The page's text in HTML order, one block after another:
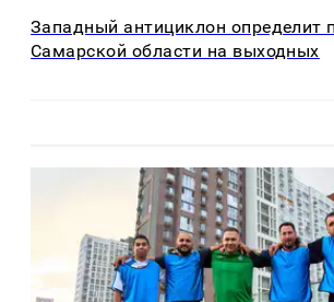
Западный антициклон определит
Самарской области на выходных